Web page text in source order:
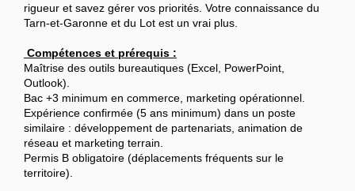
rigueur et savez gérer vos priorités. Votre connaissance du
Tarn-et-Garonne et du Lot est un vrai plus.
Compétences et prérequis :
Maîtrise des outils bureautiques (Excel, PowerPoint,
Outlook).
Bac +3 minimum en commerce, marketing opérationnel.
Expérience confirmée (5 ans minimum) dans un poste
similaire : développement de partenariats, animation de
réseau et marketing terrain.
Permis B obligatoire (déplacements fréquents sur le
territoire).